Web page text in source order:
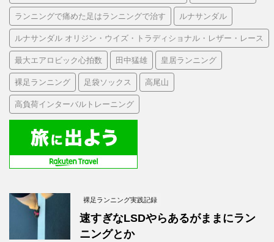
ランニングで痛めた足はランニングで治す ルナサンダル
ルナサンダル オリジン・ウイズ・トラディショナル・レザー・レース
最大エアロビック心拍数 田中猛雄 皇居ランニング
裸足ランニング 足袋ソックス 高尾山
高負荷インターバルトレーニング
裸足ランニング実践記録
速すぎなLSDやらあるがままにラン
ニングとか